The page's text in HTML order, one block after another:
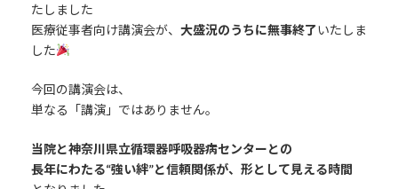
たしました
医療従事者向け講演会が、 大盛況のうちに無事終了いたしま
した
今回の講演会は、
単なる「講演」ではありません。
当院と神奈川県立循環器呼吸器病センターとの
長年にわたる“強い絆”と信頼関係が、形として見える時間